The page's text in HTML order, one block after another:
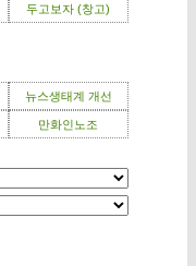
두고보자 (창고)
뉴스생태계 개선
만화인노조